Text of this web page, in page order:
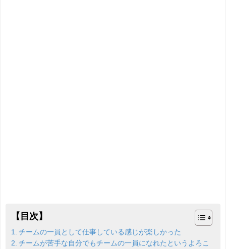
【目次】
チームの一員として仕事している感じが楽しかった
チームが苦手な自分でもチームの一員になれたというよろこ